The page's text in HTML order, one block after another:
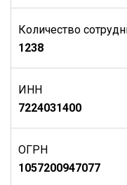
Количество
1238
ИНН
7224031400
ОГРН
1057200947077